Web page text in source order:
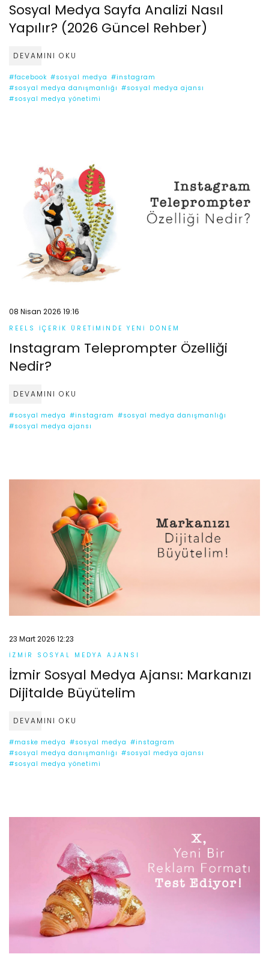
Sosyal Medya Sayfa Analizi Nasıl
Yapılır? (2026 Güncel Rehber)
DEVAMINI OKU
#facebook #sosyal medya #instagram
#sosyal medya danışmanlığı #sosyal medya ajansı
#sosyal medya yönetimi
08 Nisan 2026 19:16
REELS İÇERIK ÜRETIMINDE YENI DÖNEM
Instagram Teleprompter Özelliği
Nedir?
DEVAMINI OKU
#sosyal medya #instagram #sosyal medya danışmanlığı
#sosyal medya ajansı
23 Mart 2026 12:23
İZMIR SOSYAL MEDYA AJANSI
İzmir Sosyal Medya Ajansı: Markanızı
Dijitalde Büyütelim
DEVAMINI OKU
#maske medya #sosyal medya #instagram
#sosyal medya danışmanlığı #sosyal medya ajansı
#sosyal medya yönetimi